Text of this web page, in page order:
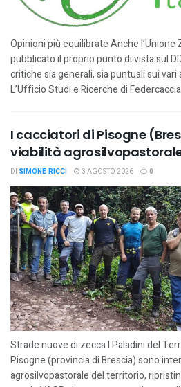
Opinioni più equilibrate Anche l’Unione
pubblicato il proprio punto di vista sul
critiche sia generali, sia puntuali sui
L’Ufficio Studi e Ricerche di
I cacciatori di Pisogne
viabilità
DI SIMONE RICCI 3 AGOSTO 2026 0
Strade nuove di zecca I Paladini del
Pisogne (provincia di Brescia) sono
agrosilvopastorale del territorio,